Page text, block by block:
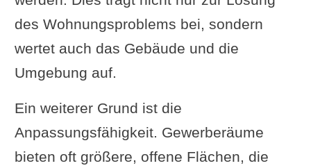
Genehmigungsverfahren und
zuständige Behörden
Mietrechtliche Fragen
des Wohnungsproblems bei, sondern
wertet auch das Gebäude und die
Umgebung auf.
Ein weiterer Grund ist die
Anpassungsfähigkeit. Gewerberäume
bieten oft größere, offene Flächen, die